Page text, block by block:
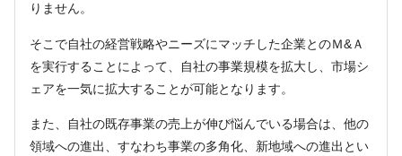
りません。
そこで自社の経営戦略やニーズにマッチした企業とのＭ&Ａ
を実行することによって、自社の事業規模を拡大し、市場シ
ェアを一気に拡大することが可能となります。
また、自社の既存事業の売上が伸び悩んでいる場合は、他の
領域への進出、すなわち事業の多角化、新地域への進出とい